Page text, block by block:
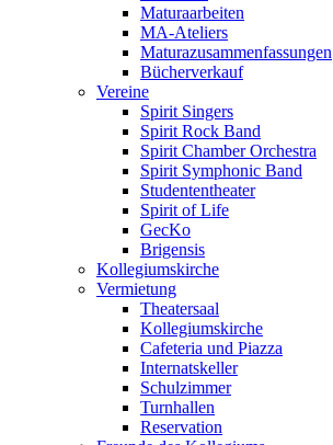
Maturaarbeiten
MA-Ateliers
Maturazusammenfassungen
Bücherverkauf
Vereine
Spirit Singers
Spirit Rock Band
Spirit Chamber Orchestra
Spirit Symphonic Band
Studententheater
Spirit of Life
GecKo
Brigensis
Kollegiumskirche
Vermietung
Theatersaal
Kollegiumskirche
Cafeteria und Piazza
Internatskeller
Schulzimmer
Turnhallen
Reservation